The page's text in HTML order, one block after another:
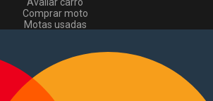
Avaliar carro
Comprar moto
Motas usadas
Comerciais usados
Vender comerciais
Informações